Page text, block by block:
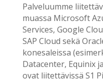
Palveluumme
muassa Microsoft
Services, Google
SAP Cloud sekä
konesaleissa
Datacenter, Equinix
ovat liitettävissä S1